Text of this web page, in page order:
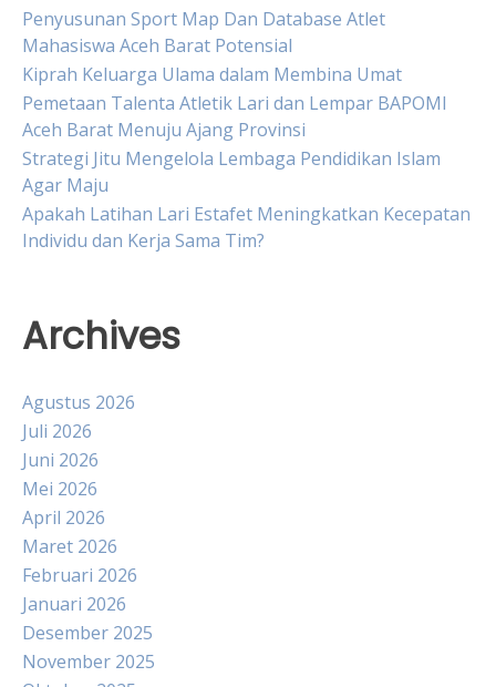
Penyusunan Sport Map Dan Database Atlet
Mahasiswa Aceh Barat Potensial
Kiprah Keluarga Ulama dalam Membina Umat
Pemetaan Talenta Atletik Lari dan Lempar BAPOMI
Aceh Barat Menuju Ajang Provinsi
Strategi Jitu Mengelola Lembaga Pendidikan Islam
Agar Maju
Apakah Latihan Lari Estafet Meningkatkan Kecepatan
Individu dan Kerja Sama Tim?
Archives
Agustus 2026
Juli 2026
Juni 2026
Mei 2026
April 2026
Maret 2026
Februari 2026
Januari 2026
Desember 2025
November 2025